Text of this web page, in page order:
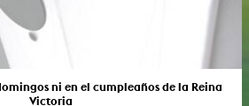
ni en el cumpleaños de la Reina
Victoria